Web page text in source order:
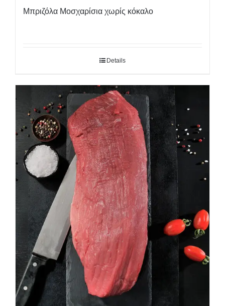
Μπριζόλα Μοσχαρίσια χωρίς κόκαλο
Details